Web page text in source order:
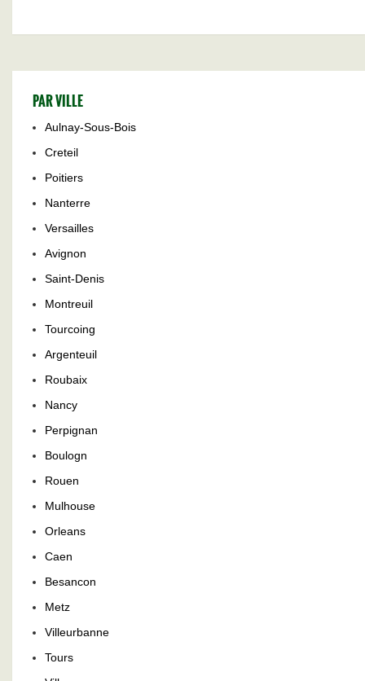
PAR VILLE
Aulnay-Sous-Bois
Creteil
Poitiers
Nanterre
Versailles
Avignon
Saint-Denis
Montreuil
Tourcoing
Argenteuil
Roubaix
Nancy
Perpignan
Boulogn
Rouen
Mulhouse
Orleans
Caen
Besancon
Metz
Villeurbanne
Tours